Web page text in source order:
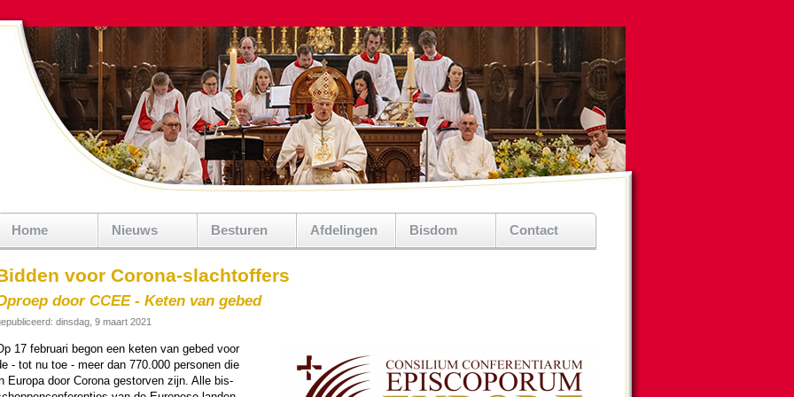
Home Nieuws Besturen Afdelingen Bisdom Contact
voor Corona-slachtoffers
door CCEE - Keten van gebed
dinsdag, 9 maart 2021
17 februari begon een keten van gebed voor
- tot nu toe - meer dan 770.000 personen die
Europa door Corona gestorven zijn. Alle bis­